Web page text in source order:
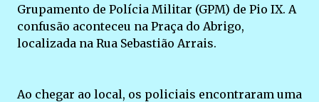
Grupamento de Polícia Militar (GPM) de Pio IX. A
confusão aconteceu na Praça do Abrigo,
localizada na Rua Sebastião Arrais.
Ao chegar ao local, os policiais encontraram uma